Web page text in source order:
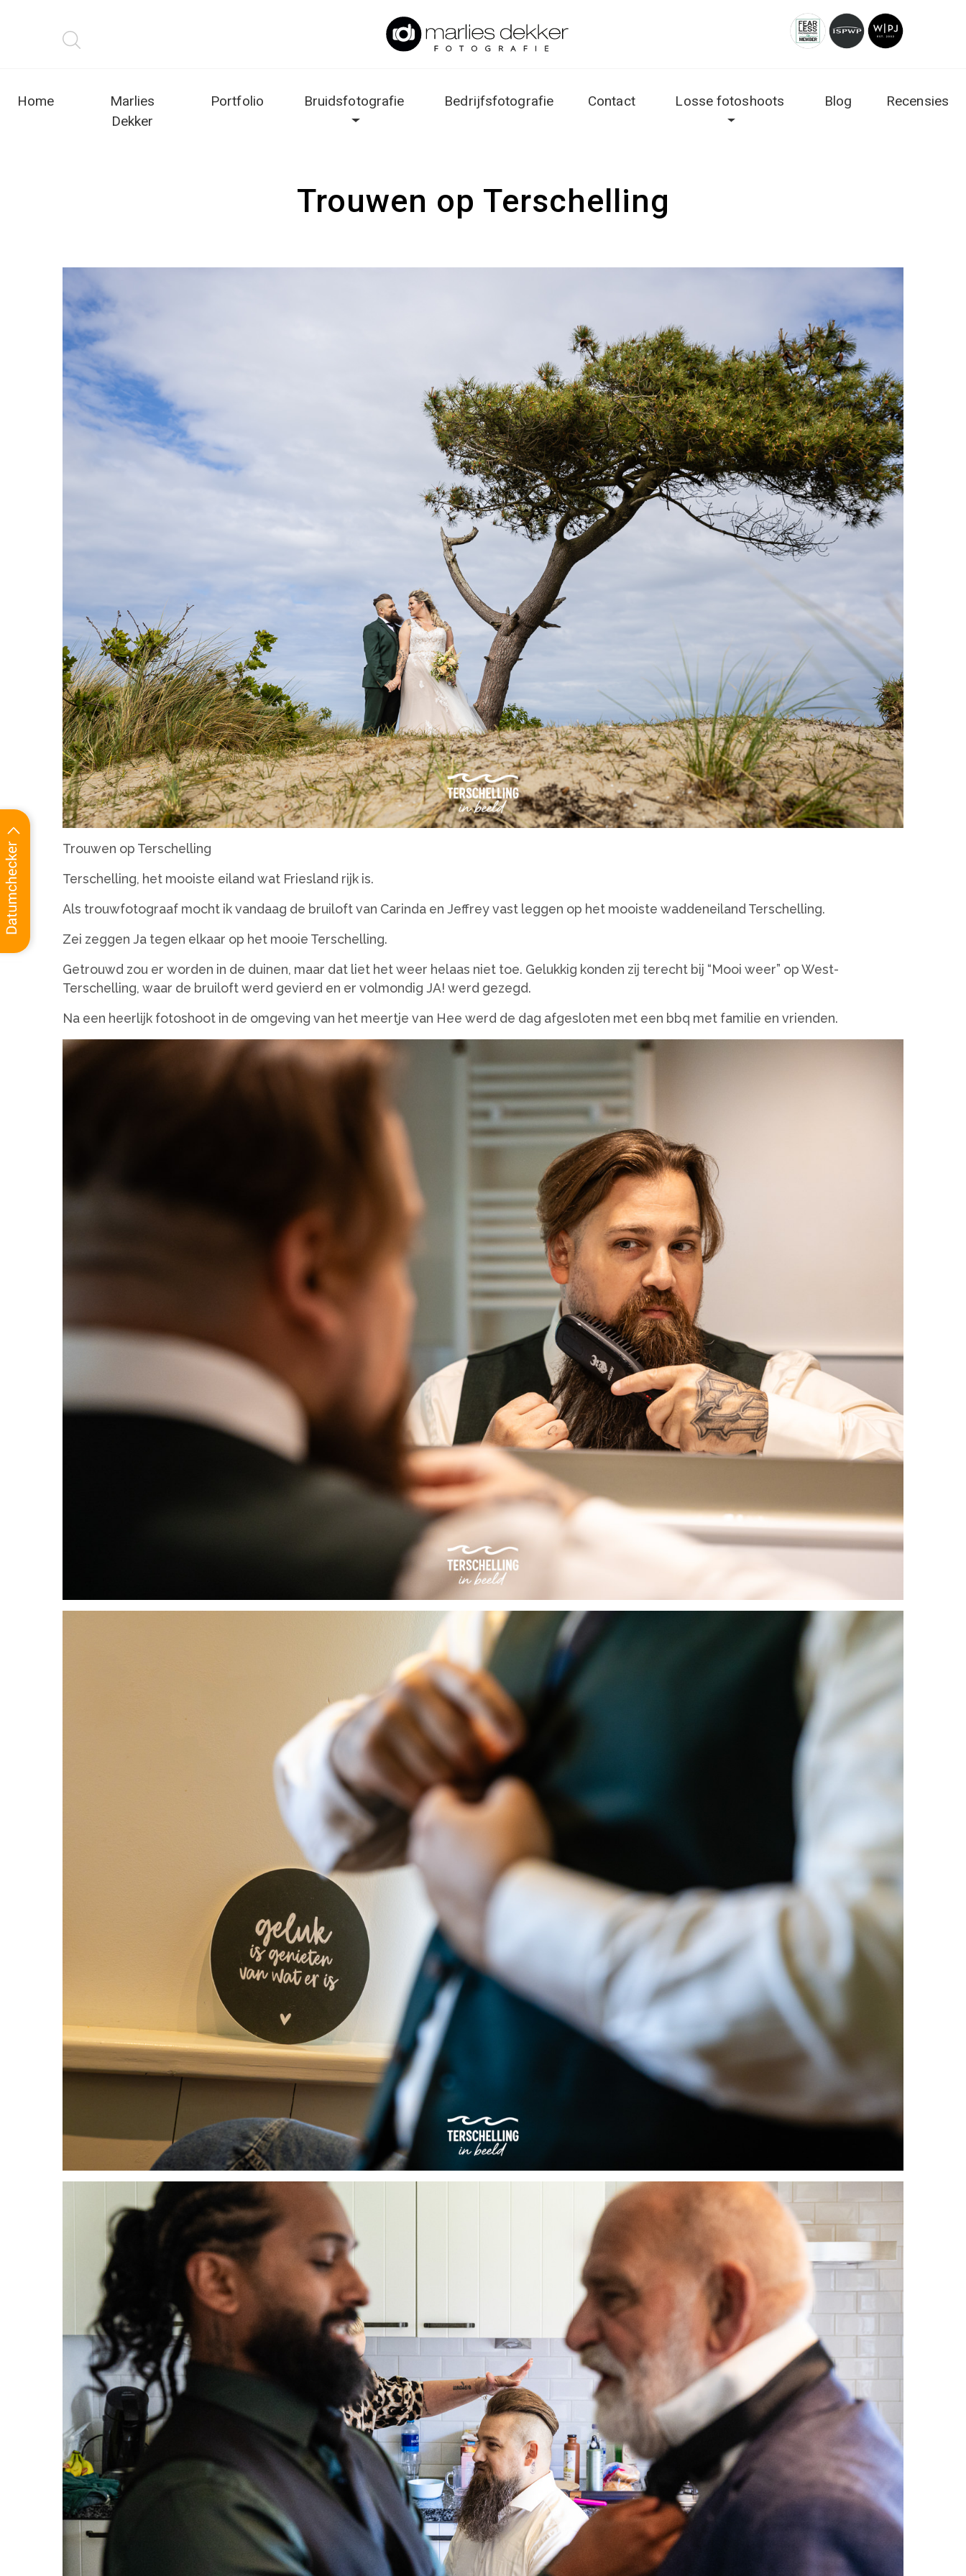
Home
Marlies
Dekker
Portfolio Bruidsfotografie Bedrijfsfotografie Contact Losse fotoshoots Blog Recensies
Trouwen op Terschelling
Trouwen op Terschelling
Terschelling, het mooiste eiland wat Friesland rijk is.
Als trouwfotograaf mocht ik vandaag de bruiloft van Carinda en Jeffrey vast leggen op het mooiste waddeneiland Terschelling.
Zei zeggen Ja tegen elkaar op het mooie Terschelling.
Getrouwd zou er worden in de duinen, maar dat liet het weer helaas niet toe. Gelukkig konden zij terecht bij “Mooi weer” op West-
Terschelling, waar de bruiloft werd gevierd en er volmondig JA! werd gezegd.
Na een heerlijk fotoshoot in de omgeving van het meertje van Hee werd de dag afgesloten met een bbq met familie en vrienden.